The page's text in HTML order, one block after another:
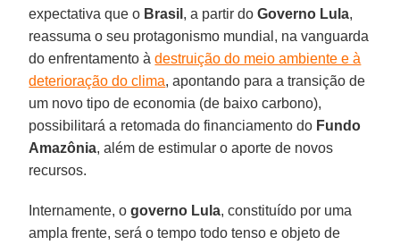
expectativa que o Brasil , a partir doGoverno Lula,
reassuma o seu protagonismo mundial, na vanguarda
do enfrentamento àdestruição do meio ambiente e à
deterioração do clima, apontando para a transição de
um novo tipo de economia (de baixo carbono),
possibilitará a retomada do financiamento do Fundo
Amazônia, além de estimular o aporte de novos
recursos.
Internamente, ogoverno Lula, constituído por uma
ampla frente, será o tempo todo tenso e objeto de